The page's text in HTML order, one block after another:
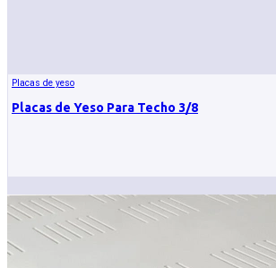
Placas de yeso
Placas de Yeso Para Techo 3/8